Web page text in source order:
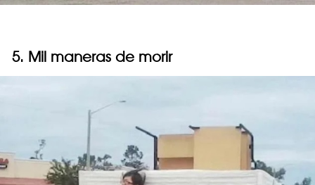
5. Mil maneras de morir